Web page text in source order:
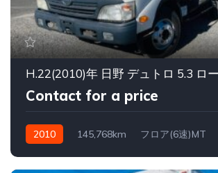
Contact for a price
2010 145,768km フロア(6速)MT